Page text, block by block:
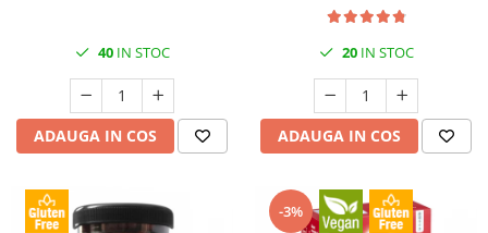
40IN STOC
ADAUGA IN COS
20IN STOC
ADAUGA IN COS
-3%